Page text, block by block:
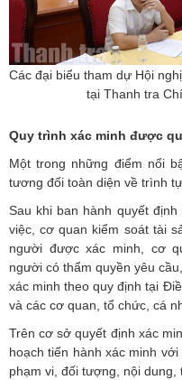
Các đại biểu tham dự Hội
tại Thanh tra
Quy trình xác minh được
Một trong những điểm nổi
tương đối toàn diện về trình
Sau khi ban hành quyết
việc, cơ quan kiểm soát tài
người được xác minh, cơ
người có thẩm quyền yêu
xác minh theo quy định tại
và các cơ quan, tổ chức, cá
Trên cơ sở quyết định xác
hoạch tiến hành xác minh
phạm vi, đối tượng, nội